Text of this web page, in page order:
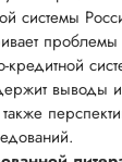
системы
кредитной
выводы и